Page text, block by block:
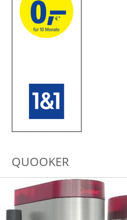
QUOOKER